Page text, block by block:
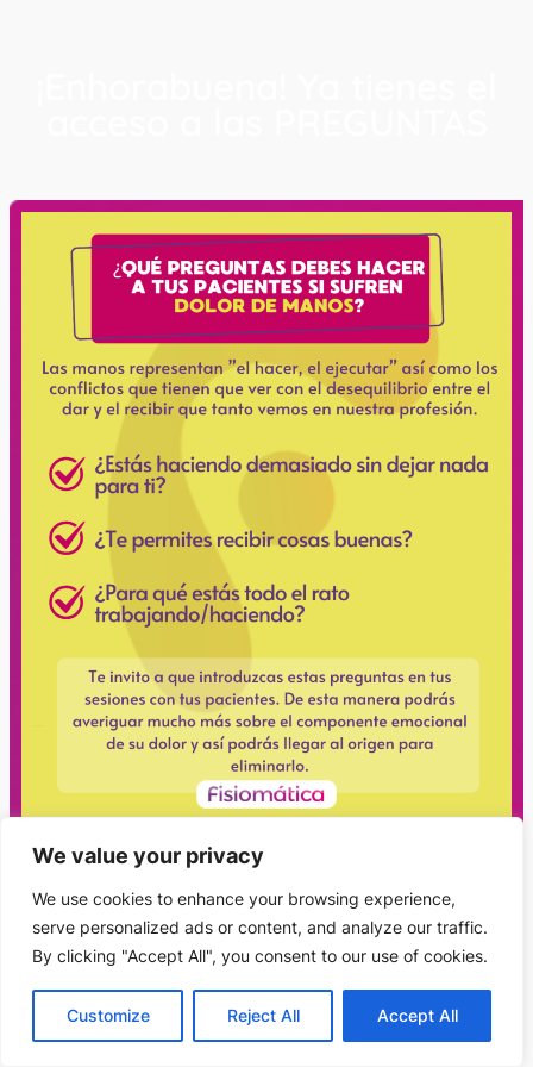
We value your privacy
We use cookies to enhance your browsing experience,
serve personalized ads or content, and analyze our traffic.
By clicking "Accept All", you consent to our use of cookies.
Customize Reject All Accept All
sitio NO está respaldado por Facebook de ninguna manera. FACEBOOK es
una marca comercial de FACEBOOK, Inc.